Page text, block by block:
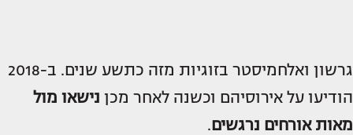
גרשון ואלחמיסטר בזוגיות מזה כתשע שנים. ב-2018
הודיעו על אירוסיהם וכשנה לאחר מכן נישאו מול
מאות אורחים נרגשים.